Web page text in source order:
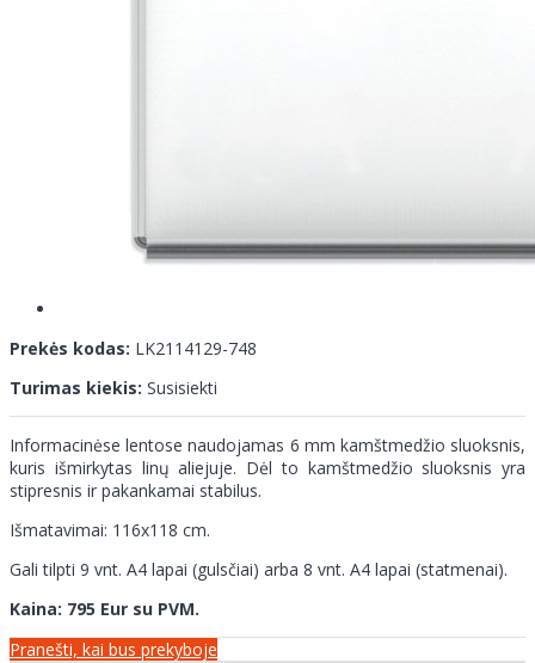
Prekės kodas: LK2114129-748
Turimas kiekis: Susisiekti
Informacinėse lentose naudojamas 6 mm kamštmedžio sluoksnis,
kuris išmirkytas linų aliejuje. Dėl to kamštmedžio sluoksnis yra
stipresnis ir pakankamai stabilus.
Išmatavimai: 116x118 cm.
Gali tilpti 9 vnt. A4 lapai (gulsčiai) arba 8 vnt. A4 lapai (statmenai).
Kaina: 795 Eur su PVM.
Pranešti, kai bus prekyboje